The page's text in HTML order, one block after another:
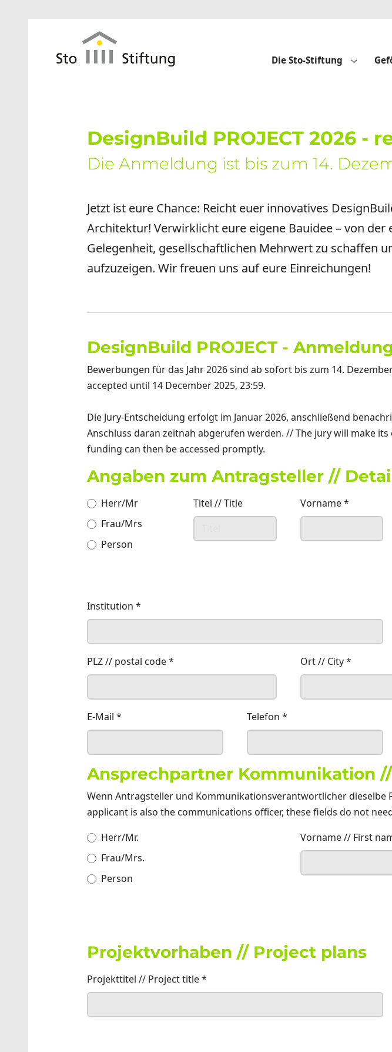
Die Sto-Stiftung
DesignBuild PROJECT 2026 -
Die Anmeldung ist bis zum 14.
Jetzt ist eure Chance: Reicht euer innovatives
Architektur! Verwirklicht eure eigene Bauidee – von
Gelegenheit, gesellschaftlichen Mehrwert zu schaffen
aufzuzeigen. Wir freuen uns auf eure Einreichungen!
DesignBuild PROJECT -
Bewerbungen für das Jahr 2026 sind ab sofort bis zum 14.
accepted until 14 December 2025, 23:59.
Die Jury-Entscheidung erfolgt im Januar 2026, anschließend
Anschluss daran zeitnah abgerufen werden. // The jury will make
funding can then be accessed promptly.
Angaben zum Antragsteller //
Anrede
Herr/Mr
Frau/Mrs
Person
Titel // Title Vorname*
Institution *
PLZ // postal code* Ort // City*
E-Mail * Telefon *
Ansprechpartner Kommunikation
Wenn Antragsteller und Kommunikationsverantwortlicher
applicant is also the communications officer, these fields do not
Anrede // Salutation
Herr/Mr.
Frau/Mrs.
Person
Vorname // First
Projektvorhaben // Project plans
Projekttitel // Project title*